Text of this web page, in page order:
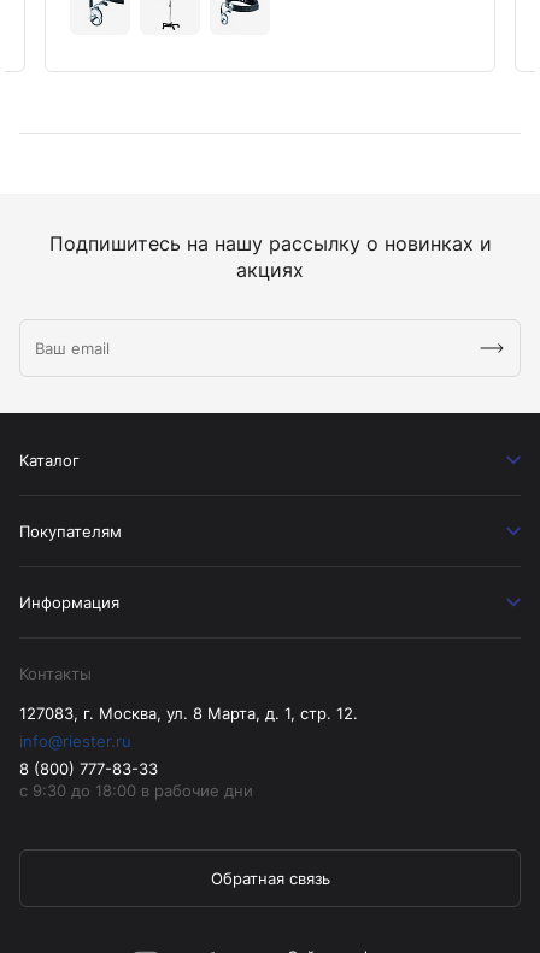
Подпишитесь на нашу рассылку о новинках и
акциях
Каталог
Покупателям
Информация
Контакты
127083, г. Москва, ул. 8 Марта, д. 1, стр. 12.
info@riester.ru
8 (800) 777-83-33
с 9:30 до 18:00 в рабочие дни
Обратная связь